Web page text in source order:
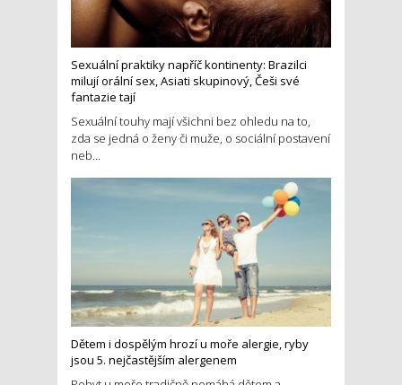
Sexuální praktiky napříč kontinenty: Brazilci
milují orální sex, Asiati skupinový, Češi své
fantazie tají
Sexuální touhy mají všichni bez ohledu na to,
zda se jedná o ženy či muže, o sociální postavení
neb...
Dětem i dospělým hrozí u moře alergie, ryby
jsou 5. nejčastějším alergenem